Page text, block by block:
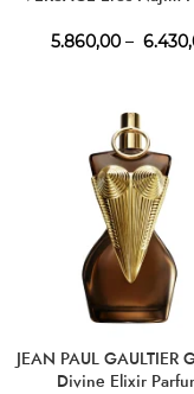
5.860,00 –
JEAN PAUL GAULTIER
Divine Elixir